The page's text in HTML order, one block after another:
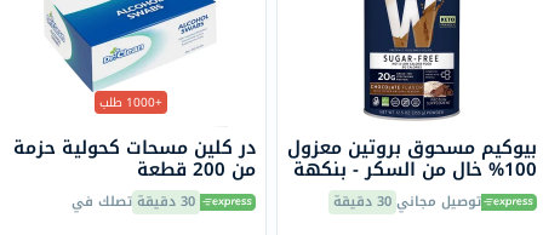
بيوكيم مسحوق بروتين معزول
100% خالٍ من السكر - بنكهة
الشوكولاته 355 جرامتوصيل مجاني30 دقيقة
+1000 طلب
در كلين مسحات كحولية حزمة
من 200 قطعة
30 دقيقة تصلك في